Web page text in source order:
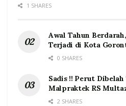
1 SHARES
Awal Tahun
Terjadi di Kota
0 SHARES
Sadis !! Perut
Malpraktek RS
2 SHARES